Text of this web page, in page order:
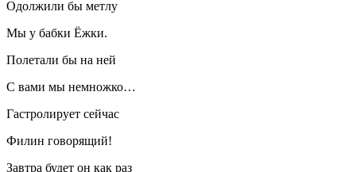
Одолжили бы метлу
Мы у бабки Ёжки.
Полетали бы на ней
С вами мы немножко…
Гастролирует сейчас
Филин говорящий!
Завтра будет он как раз